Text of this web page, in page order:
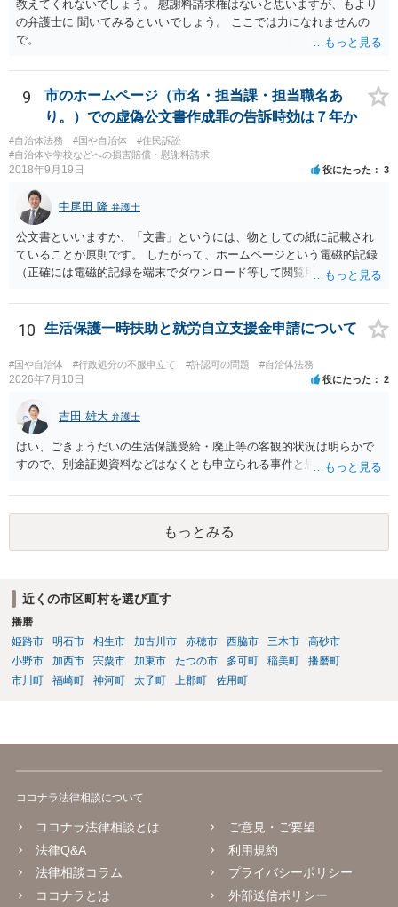
教えてくれないでしょう。 慰謝料請求権はないと思いますが、もより
の弁護士に 聞いてみるといいでしょう。 ここでは力になれませんの
で。
9
市のホームページ（市名・担当課・担当職名あ
り。）での虚偽公文書作成罪の告訴時効は７年か
#自治体法務 #国や自治体
#住民訴訟
#自治体や学校などへの損害賠償・慰謝料請求
2018年9月19日 役にたった 3
中尾田 隆 弁護士
公文書といいますか、「文書」というには、物としての紙に記載され
ていることが原則です。 したがって、ホームページという電磁的記録
（正確には電磁的記録を端末でダウンロード等して閲覧用のソフトで
するか否かとなります。 また、自動計算シートが「権利、義務又は事
実証明に関する電磁的記録」に該当するか否かは、具体的な裁判とな
ったときに裁判所がどのように判断するかは予測できません。 私見で
すが、一般論としては、ホームページ上の自動計算シートはあくまで
参考の情報であり、何か手続きをするさいに具体的に算定することに
録」に該当しないと考えられます。 なお、刑法１６１条の２は「人の
事務処理を誤らせる目的で、」という要件がかかっているため、当該
目的を欠く場合は刑法１６１条の２に該当しません。
10 生活保護一時扶助と就労自立支援金申請について
#国や自治体 #行政処分の不服申立て #許認可の問題 #自治体法務
2026年7月10日 役にたった 2
吉田 雄大 弁護士
はい、ごきょうだいの生活保護受給・廃止等の客観的状況は明らかで
すので、別途証拠資料などはなくとも申立られる事件と思います。
もっとみる
近くの市区町村を選び直す
播磨
姫路市
明石市 相生市 加古川市 赤穂市 西脇市 三木市
高砂市
小野市
加西市 宍粟市 加東市 たつの市 多可町 稲美町
播磨町
市川町
福崎町 神河町 太子町 上郡町 佐用町
ココナラ法律相談について
ココナラ法律相談とは
法律Q&A
法律相談コラム
ココナラとは
ご意見・ご要望
利用規約
プライバシーポリシー
外部送信ポリシー